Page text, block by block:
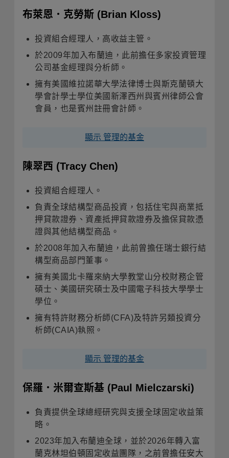
布萊恩．克勞斯 (Brian Kloss)
投資組合經理人，高收益主管。
於2009年加入布蘭迪，此前擔任多家投資管理
公司基金經理與分析師。
擁有美國維拉諾華大學法律博士與斯克蘭頓大
學會計學士學位美國新澤西州與賓州律師公會
會員，也是賓州註冊會計師。
顯示 管理的基金
陳翠西 (Tracy Chen)
投資組合經理人。
負責全球結構型商品投資，包括住宅與商業抵
押貸款證券、資產抵押貸款證券及擔保貸款憑
證與其他結構型商品。
於2008年加入布蘭迪，此前曾擔任瑞士銀行結
構型商品部門董事。
擁有美國北卡羅來納大學教堂山分校財務企管
碩士、美國研究碩士及中國電子科技大學學士
學位。
擁有特許財務分析師(CFA)及特許另類投資分
析師(CAIA)執照。
顯示 管理的基金
保羅．米爾查斯基 (Paul Mielczarski)
負責提供全球總經研究與支援全球固定收益策
略。
2023年加入布蘭迪全球，並於2026年轉入富
蘭克林坦伯頓固定收益團隊，之前曾擔任安大